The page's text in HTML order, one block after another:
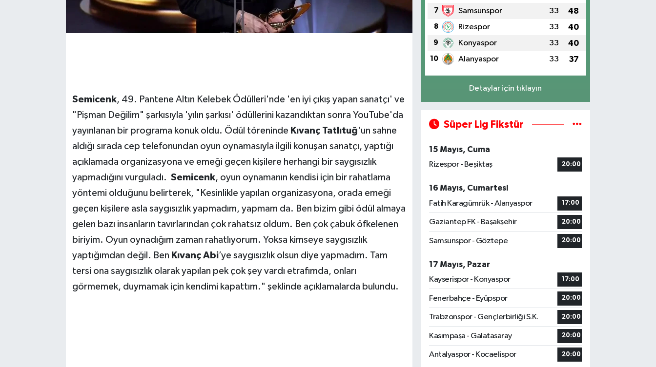
Semicenk, 49. Pantene Altın Kelebek Ödülleri'nde 'en iyi çıkış yapan sanatçı' ve
"Pişman Değilim" şarkısıyla 'yılın şarkısı' ödüllerini kazandıktan sonra YouTube'da
yayınlanan bir programa konuk oldu. Ödül töreninde Kıvanç Tatlıtuğ'un sahne
aldığı sırada cep telefonundan oyun oynamasıyla ilgili konuşan sanatçı, yaptığı
açıklamada organizasyona ve emeği geçen kişilere herhangi bir saygısızlık
yapmadığını vurguladı. Semicenk, oyun oynamanın kendisi için bir rahatlama
yöntemi olduğunu belirterek, "Kesinlikle yapılan organizasyona, orada emeği
geçen kişilere asla saygısızlık yapmadım, yapmam da. Ben bizim gibi ödül almaya
gelen bazı insanların tavırlarından çok rahatsız oldum. Ben çok çabuk öfkelenen
biriyim. Oyun oynadığım zaman rahatlıyorum. Yoksa kimseye saygısızlık
yaptığımdan değil. Ben Kıvanç Abi’ye saygısızlık olsun diye yapmadım. Tam
tersi ona saygısızlık olarak yapılan pek çok şey vardı etrafımda, onları
görmemek, duymamak için kendimi kapattım." şeklinde açıklamalarda bulundu.
7 Samsunspor 33 48
8 Rizespor 33 40
9 Konyaspor 33 40
10 Alanyaspor 33 37
Detaylar için tıklayın
Süper Lig Fikstür
15 Mayıs, Cuma
Rizespor - Beşiktaş
20:00
16 Mayıs, Cumartesi
Fatih Karagümrük - Alanyaspor
17:00
Gaziantep FK - Başakşehir 20:00
Samsunspor - Göztepe 20:00
17 Mayıs, Pazar
Kayserispor - Konyaspor
17:00
Fenerbahçe - Eyüpspor 20:00
Trabzonspor - Gençlerbirliği S.K. 20:00
Kasımpaşa - Galatasaray 20:00
Antalyaspor - Kocaelispor 20:00